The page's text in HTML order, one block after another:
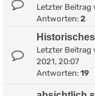
Letzter Beitrag
Antworten: 2
Letzter Beitrag
2021, 20:07
Antworten: 19